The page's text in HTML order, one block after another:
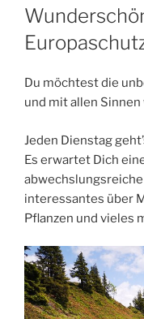
ON
Du möchtest die
und mit allen
Jeden Dienstag
Es erwartet Dich
interessantes über
Pflanzen und vieles